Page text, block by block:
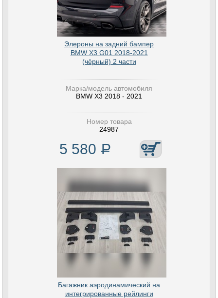
Элероны на задний бампер
BMW X3 G01 2018-2021
(чёрный) 2 части
Марка/модель автомобиля
BMW X3 2018 - 2021
Номер товара
24987
5 580 Р
Багажник аэродинамический на
интегрированные рейлинги